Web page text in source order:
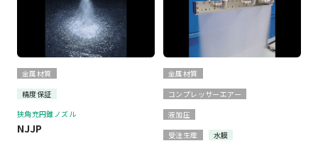
金属材質
精度保証
狭角充円錐ノズル
NJJP
金属材質
コンプレッサーエアー
液加圧
受注生産
水膜